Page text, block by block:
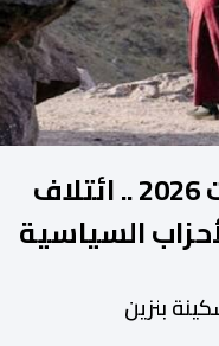
انتخابات 2026 .. ائتلاف
السياسية
واضحة تجاه
بنزين